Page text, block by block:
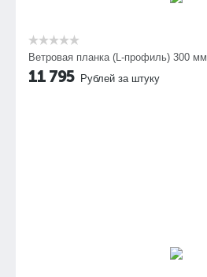
Ветровая планка (L-профиль) 300 мм
11 795 Рублей за штуку